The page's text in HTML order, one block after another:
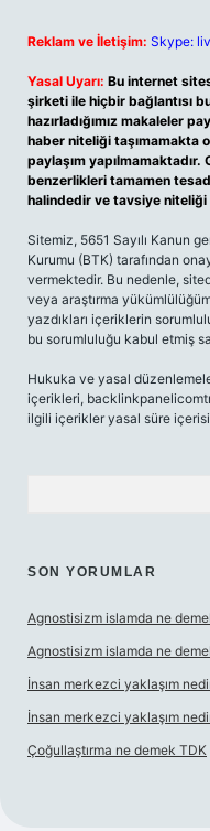
Reklam ve İletişim: Skype:
Yasal Uyarı: Bu internet
şirketi ile hiçbir bağlantısı
hazırladığımız makaleler
haber niteliği taşımamakta
paylaşım
benzerlikleri tamamen
halindedir ve tavsiye niteliği
Sitemiz, 5651 Sayılı Kanun
Kurumu (BTK) tarafından
vermektedir. Bu nedenle,
veya araştırma
yazdıkları içeriklerin
bu sorumluluğu kabul etmiş
Hukuka ve yasal
içerikleri,
ilgili içerikler yasal süre
SON YORUMLAR
Agnostisizm islamda ne
Agnostisizm islamda ne
İnsan merkezci yaklaşım
İnsan merkezci yaklaşım
Çoğullaştırma ne demek TDK